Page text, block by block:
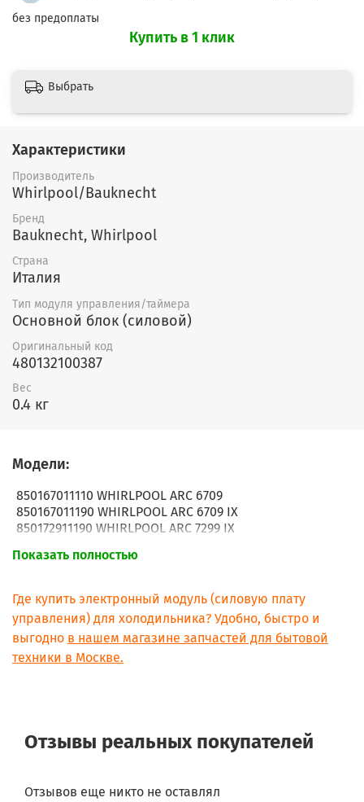
без предоплаты
Купить в 1 клик
Выбрать
Характеристики
Производитель
Whirlpool/Bauknecht
Бренд
Bauknecht, Whirlpool
Страна
Италия
Тип модуля управления/таймера
Основной блок (силовой)
Оригинальный код
480132100387
Вес
0.4 кг
Модели:
850167011110 WHIRLPOOL ARC 6709
850167011190 WHIRLPOOL ARC 6709 IX
850172911190 WHIRLPOOL ARC 7299 IX
855021401390 BAUKNECHT KGEA 356 BIO OPT.IN
850513411040 WHIRLPOOL WBC3746 A+X
850513411100 WHIRLPOOL WBC3746 A+W
850514311040 WHIRLPOOL WBC4046 A+X
850514311041 WHIRLPOOL WBC4046 A+X
850513411041 WHIRLPOOL WBC3746 A+X
855023101041 BAUKNECHT KGE356 SUP.ECO A++IN
855023101042 BAUKNECHT KGE356 SUP.ECO A++IN
850514311043 WHIRLPOOL WBC4046 A+X
Показать полностью
Где купить электронный модуль (силовую плату
управления) для холодильника? Удобно, быстро и
выгодно в нашем магазине запчастей для бытовой
техники в Москве.
Отзывы реальных покупателей
Отзывов еще никто не оставлял